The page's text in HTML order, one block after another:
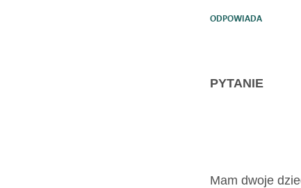
ODPOWIADA
PYTANIE
Mam dwoje